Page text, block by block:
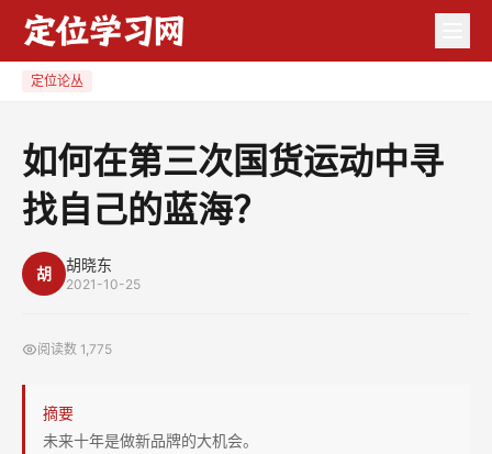
定位论丛
如何在第三次国货运动中寻
找自己的蓝海？
胡 胡晓东
2021-10-25
阅读数 1,775
摘要
未来十年是做新品牌的大机会。